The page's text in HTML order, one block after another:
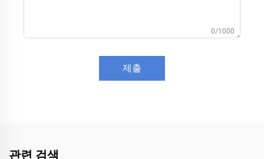
0/1000
제출
관련 검색